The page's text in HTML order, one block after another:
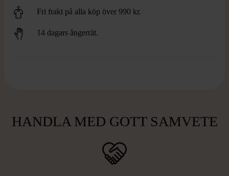
Fri frakt på alla köp över 990 kr.
14 dagars ångerrät.
HANDLA MED GOTT SAMVETE